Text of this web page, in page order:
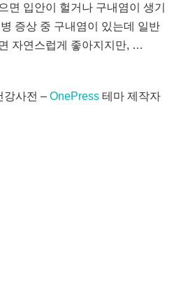
면 입안이 헐거나 구내염이 생기
증상 중 구내염이 있는데 일반
자연스럽게 좋아지지만, …
사전 – OnePress 테마 제작자